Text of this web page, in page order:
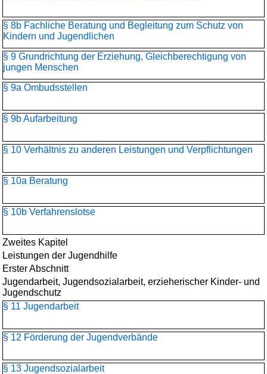
§ 8b Fachliche Beratung und Begleitung zum Schutz von
Kindern und Jugendlichen
§ 9 Grundrichtung der Erziehung, Gleichberechtigung von
jungen Menschen
§ 9a Ombudsstellen
§ 9b Aufarbeitung
§ 10 Verhältnis zu anderen Leistungen und Verpflichtungen
§ 10a Beratung
§ 10b Verfahrenslotse
Zweites Kapitel
Leistungen der Jugendhilfe
Erster Abschnitt
Jugendarbeit, Jugendsozialarbeit, erzieherischer Kinder- und
Jugendschutz
§ 11 Jugendarbeit
§ 12 Förderung der Jugendverbände
§ 13 Jugendsozialarbeit